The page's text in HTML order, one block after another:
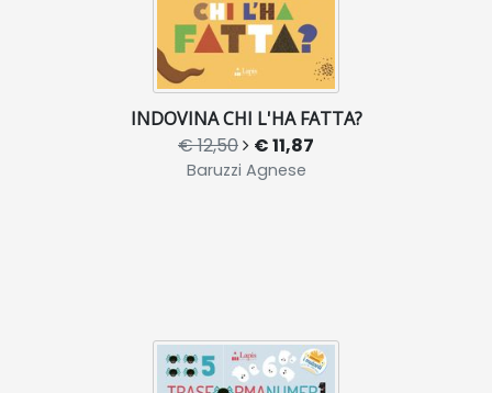
INDOVINA CHI L'HA FATTA?
€ 12,50 € 11,87
Baruzzi Agnese